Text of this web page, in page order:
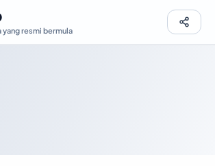
yang resmi bermula